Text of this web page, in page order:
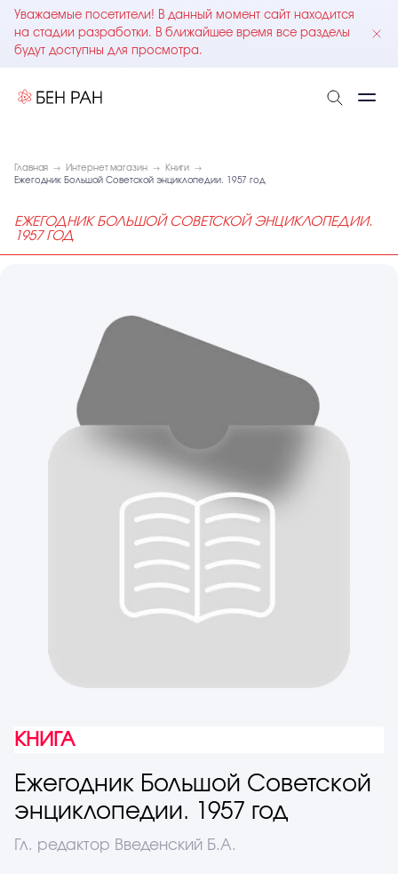
Уважаемые посетители! В данный момент сайт находится
на стадии разработки. В ближайшее время все разделы
будут доступны для просмотра.
Главная Интернет магазин
Книги
Ежегодник Большой Советской энциклопедии. 1957 год
ЕЖЕГОДНИК БОЛЬШОЙ СОВЕТСКОЙ ЭНЦИКЛОПЕДИИ.
1957 ГОД
КНИГА
Ежегодник Большой Советской
энциклопедии. 1957 год
Гл. редактор Введенский Б.А.